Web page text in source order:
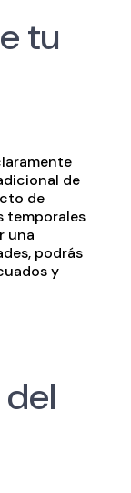
tu
de
de
temporales
una
podrás
y
del